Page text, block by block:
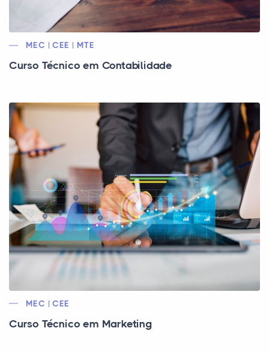
MEC | CEE | MTE
Curso Técnico em Contabilidade
MEC | CEE
Curso Técnico em Marketing